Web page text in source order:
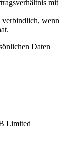
mit
verbindlich, wenn
Daten
Limited